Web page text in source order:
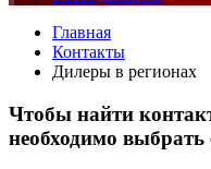
Главная
Контакты
Дилеры в регионах
Чтобы найти
необходимо выбрать